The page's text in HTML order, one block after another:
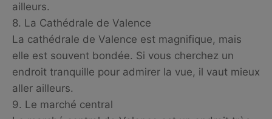
ailleurs.
8. La Cathédrale de Valence
La cathédrale de Valence est magnifique, mais
elle est souvent bondée. Si vous cherchez un
endroit tranquille pour admirer la vue, il vaut mieux
aller ailleurs.
9. Le marché central